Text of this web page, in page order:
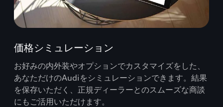
価格シミュレーション
お好みの内外装やオプションでカスタマイズをした、
あなただけのAudiをシミュレーションできます。結果
を保存いただく、正規ディーラーとのスムーズな商談
にもご活用いただけます。